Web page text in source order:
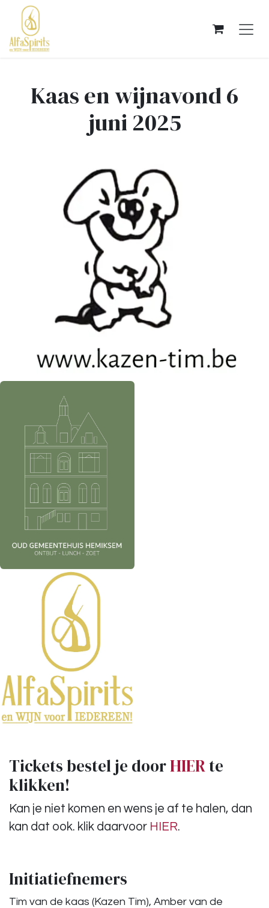
OVERSLAAN NAAR INHOUD
Kaas en wijnavond 6
juni 2025
Tickets bestel je doorHIERte
klikken!
Kan je niet komen en wens je af te halen, dan
kan dat ook. klik daarvoor HIER.
Initiatiefnemers
Tim van de kaas (Kazen Tim), Amber van de